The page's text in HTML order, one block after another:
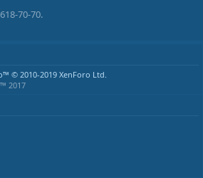
70-70.
© 2010-2019 XenForo Ltd.
2017